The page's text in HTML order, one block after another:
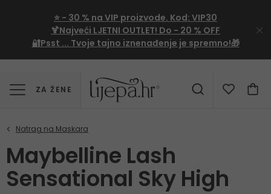
⭐ - 30 % na VIP proizvode. Kod: VIP30
🍹Najveći LJETNI OUTLET! Do - 20 % OFF
🔐Psst ... Tvoje tajno iznenađenje je spremno!🎁
ZA ŽENE
Maybelline Lash
Sensational Sky High